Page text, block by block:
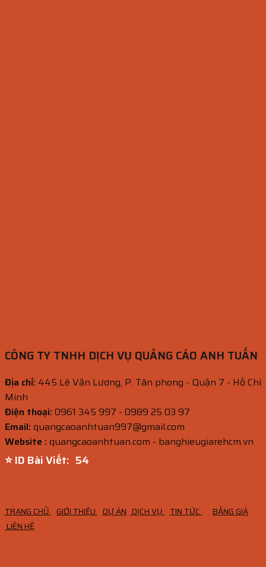
CÔNG TY TNHH DỊCH VỤ QUẢNG CÁO ANH TUẤN
Địa chỉ: 445 Lê Văn Lương, P. Tân phong - Quận 7 - Hồ Chí
Minh
Điện thoại:0961 345 997 - 0989 25 03 97
Email:quangcaoanhtuan997@gmail.com
Website :quangcaoanhtuan.com - banghieugiarehcm.vn
⭐ ID Bài Viết: 53
TRANG CHỦ GIỚI THIỆU DỰ ÁN DỊCH VỤ TIN TỨC
BẢNG GIÁ
LIÊN HỆ